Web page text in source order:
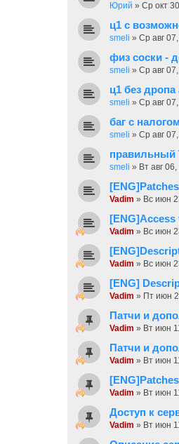
Юрий » Ср окт
ц1 с
smeli » Ср авг
физ соски -
smeli » Ср авг
ц1 без
smeli » Ср авг
баг с налогом
smeli » Ср авг
правильный
smeli » Вт авг
Vadim » Вс июн
Vadim » Вс июн
Vadim » Вс июн
[ENG]
Vadim » Пт июн
Патчи и
Vadim » Вт июн
Патчи и
Vadim » Вт июн
Vadim » Вт июн
Доступ к
Vadim » Вт июн